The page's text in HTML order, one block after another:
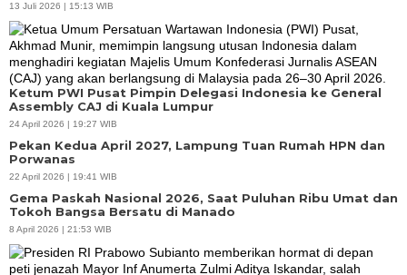
13 Juli 2026 | 15:13 WIB
Ketum PWI Pusat Pimpin Delegasi Indonesia ke General
Assembly CAJ di Kuala Lumpur
24 April 2026 | 19:27 WIB
Pekan Kedua April 2027, Lampung Tuan Rumah HPN dan
Porwanas
22 April 2026 | 19:41 WIB
Gema Paskah Nasional 2026, Saat Puluhan Ribu Umat dan
Tokoh Bangsa Bersatu di Manado
8 April 2026 | 21:53 WIB